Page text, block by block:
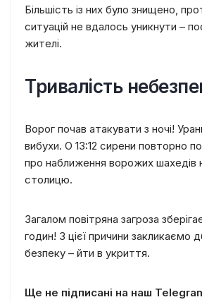
Більшість із них було знищено,
ситуацій не вдалось уникнути –
жителі.
Тривалість
Ворог почав атакувати з ночі!
вибухи. О 13:12 сирени повторно
про наближення ворожих шахедів
столицю.
Загалом повітряна загроза
годин! З цієї причини закликаємо
безпеку – йти в укриття.
Ще не підписані на наш